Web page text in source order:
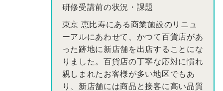
研修受講前の状況・課題
東京 恵比寿にある商業施設のリニュ
ーアルにあわせて、かつて百貨店があ
った跡地に新店舗を出店することにな
りました。百貨店の丁寧な応対に慣れ
親しまれたお客様が多い地区でもあ
り、新店舗には商品と接客に高い品質